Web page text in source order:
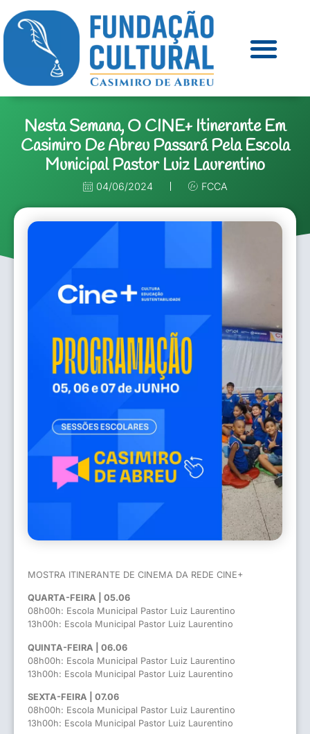
Nesta Semana, O CINE+ Itinerante Em
Casimiro De Abreu Passará Pela Escola
Municipal Pastor Luiz Laurentino
04/06/2024 FCCA
MOSTRA ITINERANTE DE CINEMA DA REDE CINE+
QUARTA-FEIRA | 05.06
08h00h: Escola Municipal Pastor Luiz Laurentino
13h00h: Escola Municipal Pastor Luiz Laurentino
QUINTA-FEIRA | 06.06
08h00h: Escola Municipal Pastor Luiz Laurentino
13h00h: Escola Municipal Pastor Luiz Laurentino
SEXTA-FEIRA | 07.06
08h00h: Escola Municipal Pastor Luiz Laurentino
13h00h: Escola Municipal Pastor Luiz Laurentino